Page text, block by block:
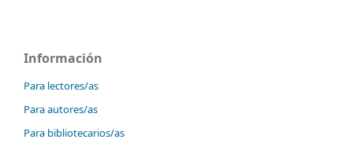
Información
Para lectores/as
Para autores/as
Para bibliotecarios/as